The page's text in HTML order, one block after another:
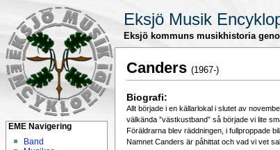
Eksjö Musik
Eksjö kommuns musikhistoria
EME Navigering
Band
Canders (1967-)
Biografi:
Allt började i en källarlokal i slutet av
välkända ”västkustband” så började vi lite
Föräldrarna blev räddningen, i fullproppade
Namnet Canders är påhittat och vad vi vet